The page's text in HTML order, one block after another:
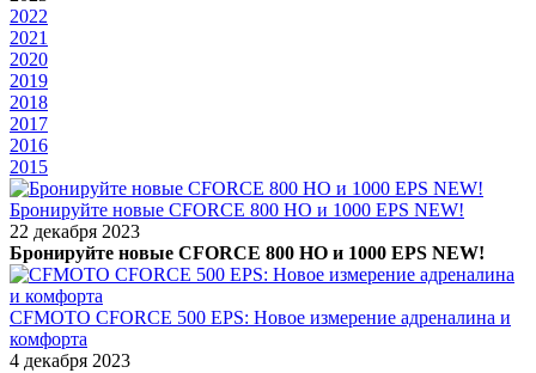
2022
2021
2020
2019
2018
2017
2016
2015
Бронируйте новые CFORCE 800 HO и 1000 EPS NEW!
22 декабря 2023
Бронируйте новые CFORCE 800 HO и 1000 EPS NEW!
CFMOTO CFORCE 500 EPS: Новое измерение адреналина и
комфорта
4 декабря 2023